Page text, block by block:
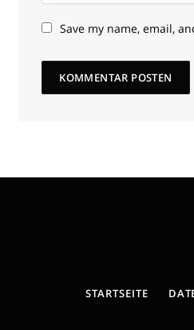
Save my name, email,
STARTSEITE